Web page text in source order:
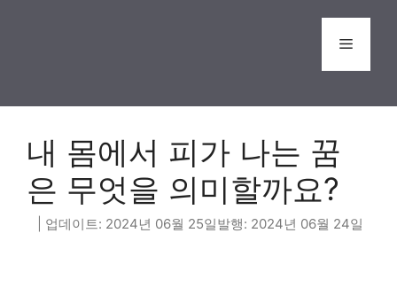
Menu
내 몸에서 피가 나는 꿈
은 무엇을 의미할까요?
2024년 06월 25일 2024년 06월 24일